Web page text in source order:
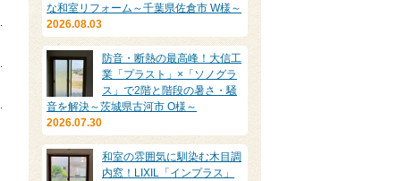
な和室リフォーム～千葉県佐倉市 W様～
2026.08.03
防音・断熱の最高峰！大信工
業「プラスト」×「ソノグラ
ス」で2階と階段の暑さ・騒
音を解決～茨城県古河市 O様～
2026.07.30
和室の雰囲気に馴染む木目調
内窓！LIXIL「インプラス」